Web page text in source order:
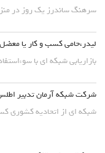
سرهنگ ساندرز یک روز در
لیدر،حامی کسب و کار یا
بازاریابی شبکه ای با
شرکت شبکه آرمان تدبیر
شبکه ای از اتحادیه کشوری